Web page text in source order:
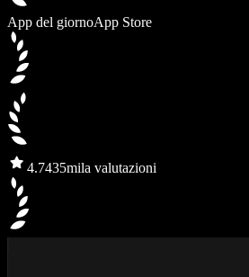
App del giornoApp Store
4.7435mila valutazioni